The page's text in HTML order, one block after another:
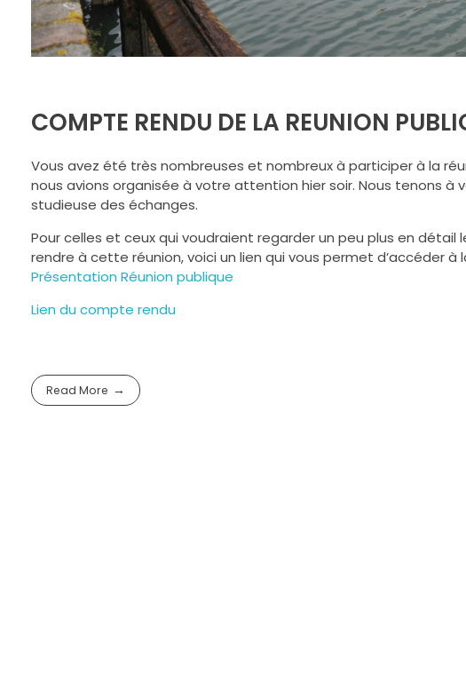
COMPTE RENDU DE LA REUNION
Vous avez été très nombreuses et nombreux à participer à la
nous avions organisée à votre attention hier soir. Nous tenons
studieuse des échanges.
Pour celles et ceux qui voudraient regarder un peu plus en
rendre à cette réunion, voici un lien qui vous permet d’accéder
Présentation Réunion publique
Lien du compte rendu
Read More